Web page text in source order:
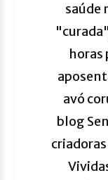
saúde
horas
avó
blog